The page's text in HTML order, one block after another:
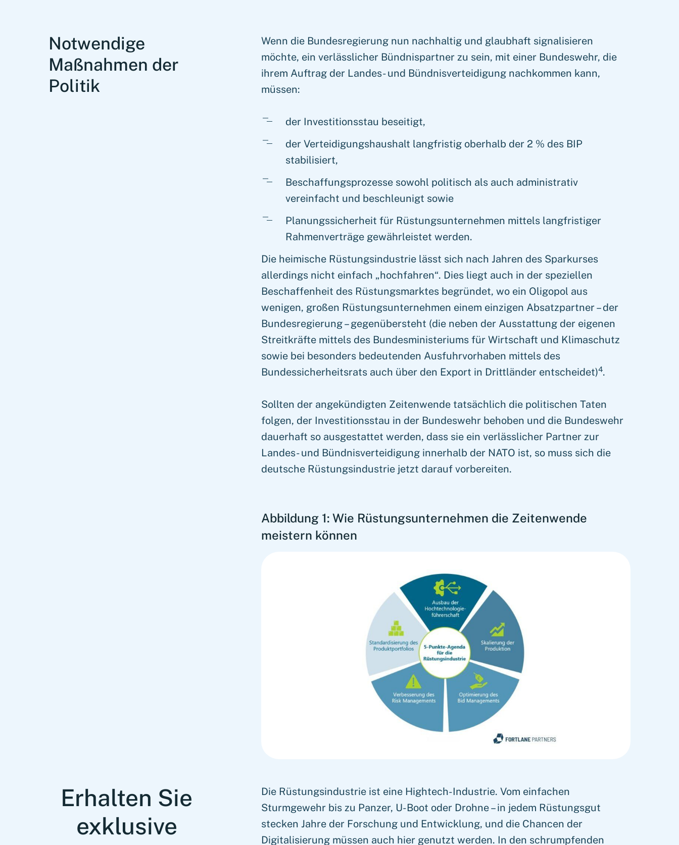
Notwendige
Maßnahmen der
Politik
Wenn die Bundesregierung nun nachhaltig und glaubhaft signalisieren
möchte, ein verlässlicher Bündnispartner zu sein, mit einer Bundeswehr, die
ihrem Auftrag der Landes- und Bündnisverteidigung nachkommen kann,
müssen:
der Investitionsstau beseitigt,
der Verteidigungshaushalt langfristig oberhalb der 2 % des BIP
stabilisiert,
Beschaffungsprozesse sowohl politisch als auch administrativ
vereinfacht und beschleunigt sowie
Planungssicherheit für Rüstungsunternehmen mittels langfristiger
Rahmenverträge gewährleistet werden.
Die heimische Rüstungsindustrie lässt sich nach Jahren des Sparkurses
allerdings nicht einfach „hochfahren“. Dies liegt auch in der speziellen
Beschaffenheit des Rüstungsmarktes begründet, wo ein Oligopol aus
wenigen, großen Rüstungsunternehmen einem einzigen Absatzpartner – der
Bundesregierung – gegenübersteht (die neben der Ausstattung der eigenen
Streitkräfte mittels des Bundesministeriums für Wirtschaft und Klimaschutz
sowie bei besonders bedeutenden Ausfuhrvorhaben mittels des
Bundessicherheitsrats auch über den Export in Drittländer entscheidet)4.
Sollten der angekündigten Zeitenwende tatsächlich die politischen Taten
folgen, der Investitionsstau in der Bundeswehr behoben und die Bundeswehr
dauerhaft so ausgestattet werden, dass sie ein verlässlicher Partner zur
Landes- und Bündnisverteidigung innerhalb der NATO ist, so muss sich die
deutsche Rüstungsindustrie jetzt darauf vorbereiten.
Abbildung 1: Wie Rüstungsunternehmen die Zeitenwende
meistern können
Erhalten Sie
exklusive
Die Rüstungsindustrie ist eine Hightech-Industrie. Vom einfachen
Sturmgewehr bis zu Panzer, U-Boot oder Drohne – in jedem Rüstungsgut
stecken Jahre der Forschung und Entwicklung, und die Chancen der
Digitalisierung müssen auch hier genutzt werden. In den schrumpfenden